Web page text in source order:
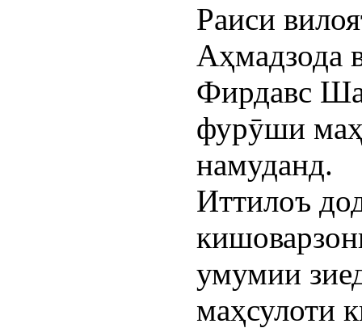
Раиси
Аҳмадзода
Фирдавс
фурӯши
намуданд.
Иттилоъ
умумии
маҳсулоти